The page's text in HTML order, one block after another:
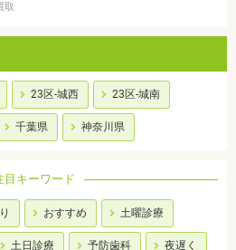
取
23区-城西 23区-城南
千葉県 神奈川県
目キーワード
おすすめ 土曜診療
土日診療 予防歯科 夜遅く